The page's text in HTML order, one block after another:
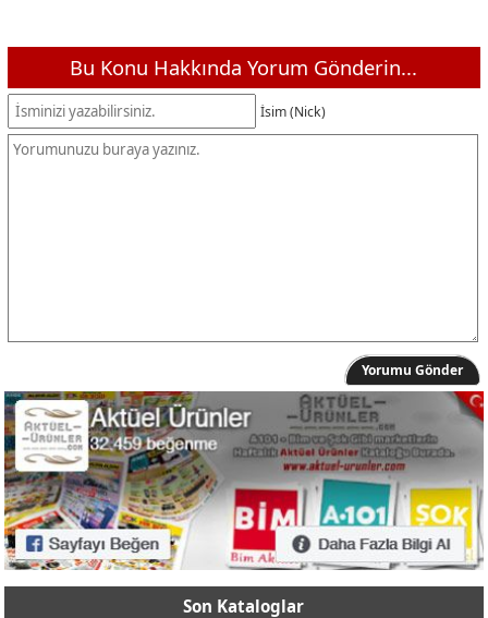
Bu Konu Hakkında Yorum Gönderin...
İsim (Nick)
Yorumu Gönder
Son Kataloglar